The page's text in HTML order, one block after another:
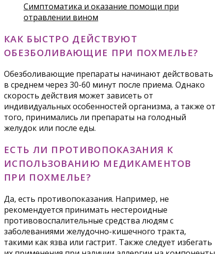
Симптоматика и оказание помощи при
отравлении вином
КАК БЫСТРО ДЕЙСТВУЮТ
ОБЕЗБОЛИВАЮЩИЕ ПРИ ПОХМЕЛЬЕ?
Обезболивающие препараты начинают действовать
в среднем через 30-60 минут после приема. Однако
скорость действия может зависеть от
индивидуальных особенностей организма, а также от
того, принимались ли препараты на голодный
желудок или после еды.
ЕСТЬ ЛИ ПРОТИВОПОКАЗАНИЯ К
ИСПОЛЬЗОВАНИЮ МЕДИКАМЕНТОВ
ПРИ ПОХМЕЛЬЕ?
Да, есть противопоказания. Например, не
рекомендуется принимать нестероидные
противовоспалительные средства людям с
заболеваниями желудочно-кишечного тракта,
такими как язва или гастрит. Также следует избегать